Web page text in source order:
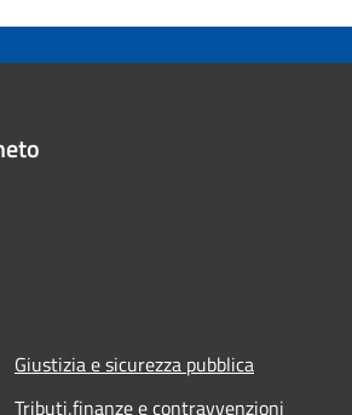
Giustizia e sicurezza pubblica
Tributi,finanze e contravvenzioni